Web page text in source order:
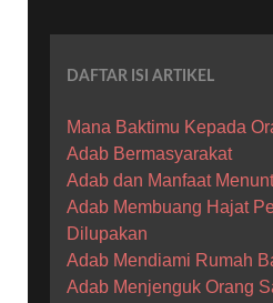
DAFTAR ISI ARTIKEL
Mana Baktimu Kepada
Adab Bermasyarakat
Adab dan Manfaat
Adab Membuang Hajat
Dilupakan
Adab Mendiami Rumah
Adab Menjenguk Orang